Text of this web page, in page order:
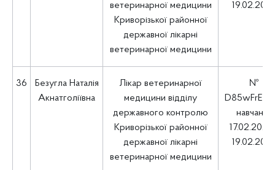
ветеринарної медицини
Криворізької районної
державної лікарні
ветеринарної медицини
36
Безугла Наталія
Акнатголіївна
Лікар ветеринарної
медицини відділу
державного контролю
Криворізької районної
державної лікарні
ветеринарної медицини
№
навчання
17.02.2025